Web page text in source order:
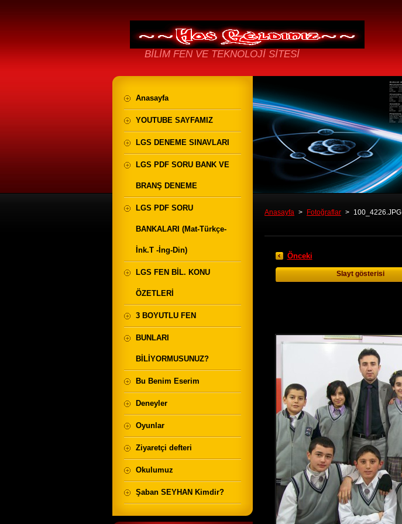
BİLİM FEN VE TEKNOLOJİ SİTESİ
Anasayfa > Fotoğraflar > 100_4226.JPG
Önceki
Slayt gösterisi
Anasayfa
YOUTUBE SAYFAMIZ
LGS DENEME SINAVLARI
LGS PDF SORU BANK VE
BRANŞ DENEME
LGS PDF SORU
BANKALARI (Mat-Türkçe-
İnk.T -İng-Din)
LGS FEN BİL. KONU
ÖZETLERİ
3 BOYUTLU FEN
BUNLARI
BİLİYORMUSUNUZ?
Bu Benim Eserim
Deneyler
Oyunlar
Ziyaretçi defteri
Okulumuz
Şaban SEYHAN Kimdir?